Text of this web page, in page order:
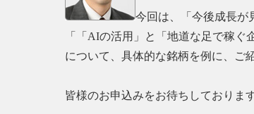
今回は、「今後成長が
「「AIの活用」と「地道な足で稼ぐ
について、具体的な銘柄を例に、ご
皆様のお申込みをお待ちしております